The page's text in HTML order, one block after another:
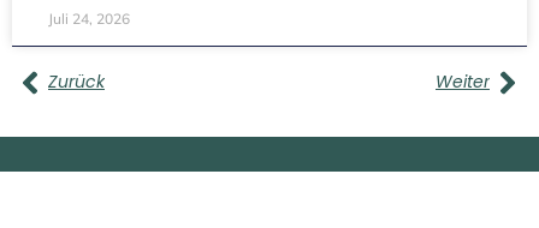
Juli 24, 2026
Zurück Weiter